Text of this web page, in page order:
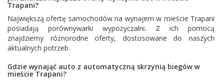
Trapani?
Największą ofertę samochodów na wynajem w mieście Trapani
posiadają porównywarki wypożyczalni. Z ich pomocą
znajdziemy różnorodne oferty, dostosowane do naszych
aktualnych potrzeb.
Gdzie wynająć auto z automatyczną skrzynią biegów w
mieście Trapani?